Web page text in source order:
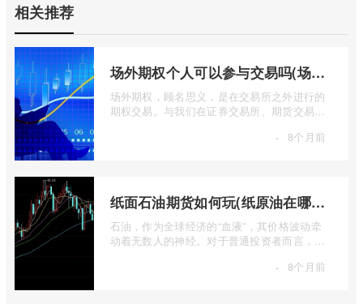
相关推荐
场外期权个人可以参与交易吗(场外个股期权怎样交易)
场外期权，顾名思义，是在交易所之外进行的
期权交易。与我们在证券交易所、期货交易所
· 8个月前
纸面石油期货如何玩(纸原油在哪里交易)
石油，作为全球经济的“血液”，其价格波动牵
动着无数人的神经。对于普通投资者而言，直
· 8个月前